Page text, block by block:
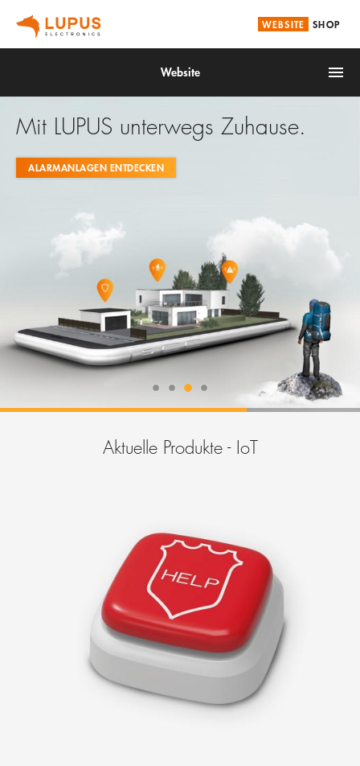
WEBSITE SHOP
Website
Brandschutz
Alarmanlagen
Videoüberwachung
Service
Unternehmen
Hotline E-Mail
Mit LUPUS unterwegs Zuhause.
ALARMANLAGEN ENTDECKEN
Aktuelle Produkte - IoT